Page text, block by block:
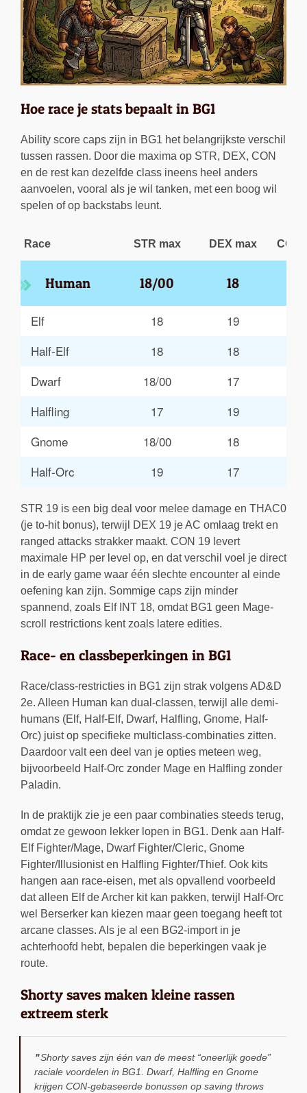
Hoe race je stats bepaalt in BG1
Ability score caps zijn in BG1 het belangrijkste verschil
tussen rassen. Door die maxima op STR, DEX, CON
en de rest kan dezelfde class ineens heel anders
aanvoelen, vooral als je wil tanken, met een boog wil
spelen of op backstabs leunt.
Race STR max DEX max CON
Human 18/00 18
Elf 18 19
Half-Elf
18 18
Dwarf
18/00 17
Halfling
17 19
Gnome
18/00 18
Half-Orc
19 17
STR 19 is een big deal voor melee damage en THAC0
(je to-hit bonus), terwijl DEX 19 je AC omlaag trekt en
ranged attacks strakker maakt. CON 19 levert
maximale HP per level op, en dat verschil voel je direct
in de early game waar één slechte encounter al einde
oefening kan zijn. Sommige caps zijn minder
spannend, zoals Elf INT 18, omdat BG1 geen Mage-
scroll restrictions kent zoals latere edities.
Race- en classbeperkingen in BG1
Race/class-restricties in BG1 zijn strak volgens AD&D
2e. Alleen Human kan dual-classen, terwijl alle demi-
humans (Elf, Half-Elf, Dwarf, Halfling, Gnome, Half-
Orc) juist op specifieke multiclass-combinaties zitten.
Daardoor valt een deel van je opties meteen weg,
bijvoorbeeld Half-Orc zonder Mage en Halfling zonder
Paladin.
In de praktijk zie je een paar combinaties steeds terug,
omdat ze gewoon lekker lopen in BG1. Denk aan Half-
Elf Fighter/Mage, Dwarf Fighter/Cleric, Gnome
Fighter/Illusionist en Halfling Fighter/Thief. Ook kits
hangen aan race-eisen, met als opvallend voorbeeld
dat alleen Elf de Archer kit kan pakken, terwijl Half-Orc
wel Berserker kan kiezen maar geen toegang heeft tot
arcane classes. Als je al een BG2-import in je
achterhoofd hebt, bepalen die beperkingen vaak je
route.
Shorty saves maken kleine rassen
extreem sterk
Shorty saves zijn één van de meest “oneerlijk goede”
raciale voordelen in BG1. Dwarf, Halfling en Gnome
krijgen CON-gebaseerde bonussen op saving throws